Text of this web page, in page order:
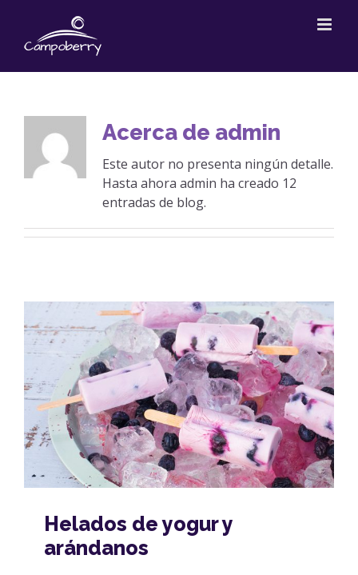
contenido
Acerca de admin
Este autor no presenta ningún detalle.
Hasta ahora admin ha creado 12
entradas de blog.
Helados de yogur y
arándanos